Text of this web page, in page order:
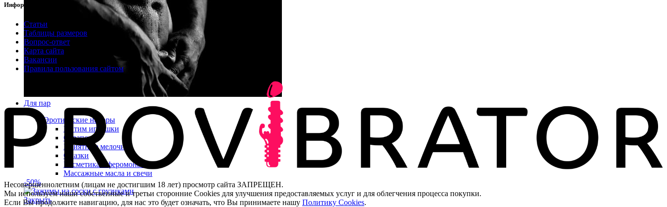
Для пар
Эротические наборы
Интим игрушки
Страпоны
Приятные мелочи
Смазки
Косметика с феромонами
Массажные масла и свечи
-50%
Закрыть
Информация
Статьи
Таблицы размеров
Вопрос-ответ
Карта сайта
Вакансии
Правила пользования сайтом
Несовершеннолетним (лицам не достигшим 18 лет) просмотр сайта ЗАПРЕЩЕН.
Мы используем наши собственные и третьи сторонние Cookies для улучшения предоставляемых услуг и для облегчения процесса покупки.
Если Вы продолжите навигацию, для нас это будет означать, что Вы принимаете нашу Политику Cookies.